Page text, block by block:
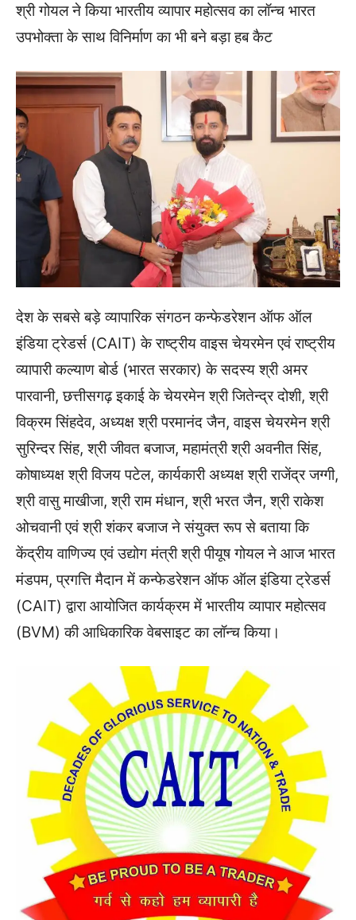
श्री गोयल ने किया भारतीय व्यापार महोत्सव का लॉन्च भारत
उपभोक्ता के साथ विनिर्माण का भी बने बड़ा हब कैट
देश के सबसे बड़े व्यापारिक संगठन कन्फेडरेशन ऑफ ऑल
इंडिया ट्रेडर्स (CAIT) के राष्ट्रीय वाइस चेयरमेन एवं राष्ट्रीय
व्यापारी कल्याण बोर्ड (भारत सरकार) के सदस्य श्री अमर
पारवानी, छत्तीसगढ़ इकाई के चेयरमेन श्री जितेन्द्र दोशी, श्री
विक्रम सिंहदेव, अध्यक्ष श्री परमानंद जैन, वाइस चेयरमेन श्री
सुरिन्दर सिंह, श्री जीवत बजाज, महामंत्री श्री अवनीत सिंह,
कोषाध्यक्ष श्री विजय पटेल, कार्यकारी अध्यक्ष श्री राजेंद्र जग्गी,
श्री वासु माखीजा, श्री राम मंधान, श्री भरत जैन, श्री राकेश
ओचवानी एवं श्री शंकर बजाज ने संयुक्त रूप से बताया कि
केंद्रीय वाणिज्य एवं उद्योग मंत्री श्री पीयूष गोयल ने आज भारत
मंडपम, प्रगत्ति मैदान में कन्फेडरेशन ऑफ ऑल इंडिया ट्रेडर्स
(CAIT) द्वारा आयोजित कार्यक्रम में भारतीय व्यापार महोत्सव
(BVM) की आधिकारिक वेबसाइट का लॉन्च किया।